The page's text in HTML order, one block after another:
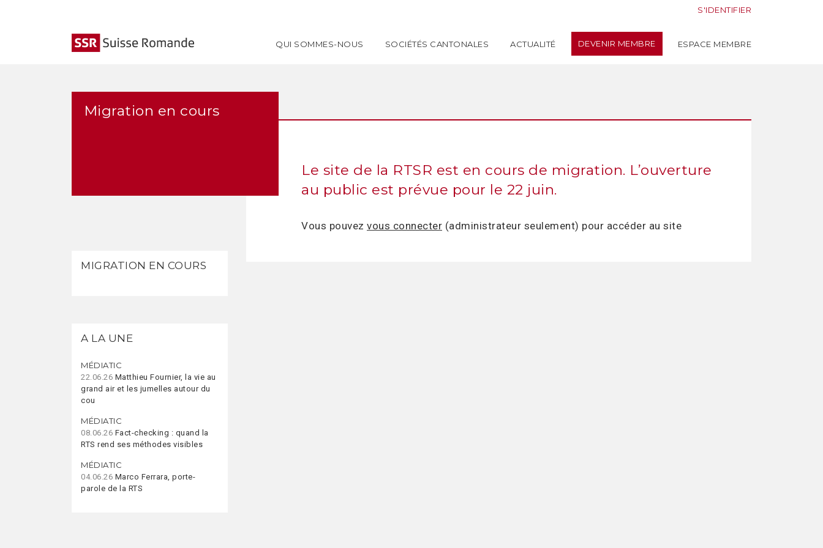
QUI SOMMES-NOUS SOCIÉTÉS CANTONALES ACTUALITÉ DEVENIR MEMBRE ESPACE MEMBRE
S'IDENTIFIER
MIGRATION EN COURS
A LA UNE
MÉDIATIC
22.06.26 Matthieu Fournier, la vie au
grand air et les jumelles autour du
cou
MÉDIATIC
08.06.26 Fact-checking : quand la
RTS rend ses méthodes visibles
MÉDIATIC
04.06.26 Marco Ferrara, porte-
parole de la RTS
Migration en cours
Le site de la RTSR est en cours de migration. L’ouverture
au public est prévue pour le 22 juin.
Vous pouvez vous connecter (administrateur seulement) pour accéder au site